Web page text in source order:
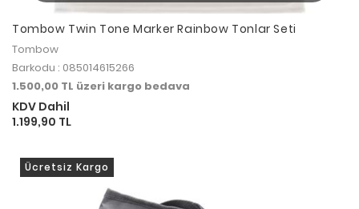
Tombow Twin Tone Marker Rainbow Tonlar Seti
Tombow
Barkodu : 085014615266
1.500,00 TL üzeri kargo bedava
KDV Dahil
1.199,90 TL
Ücretsiz Kargo